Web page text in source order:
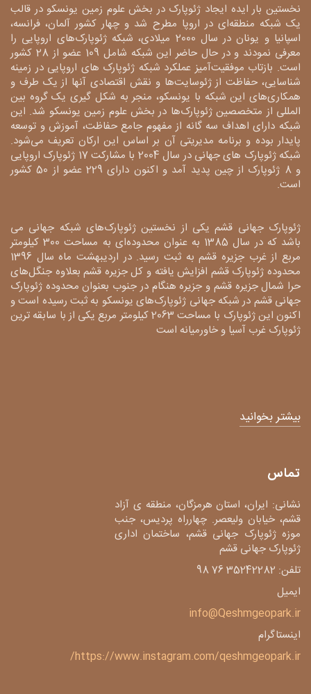
نخستین بار ایده ایجاد ژئوپارک در بخش علوم زمین یونسکو در قالب
یک شبکه منطقه‌ای در اروپا مطرح شد و چهار کشور آلمان، فرانسه،
اسپانیا و یونان در سال 2000 میلادی، شبکه ژئوپارک‌های اروپایی را
معرفی نمودند و در حال حاضر این شبکه شامل 109 عضو از 28 کشور
است. بازتاب موفقیت‌آمیز عملکرد شبکه ژئوپارک های اروپایی در زمینه
شناسایی، حفاظت از ژئوسایت‌ها و نقش اقتصادی آنها از یک طرف و
همکاری‌های این شبکه با یونسکو، منجر به شکل گیری یک گروه بین
المللی از متخصصین ژئوپارک‌ها در بخش علوم زمین یونسکو شد. این
شبکه دارای اهداف سه گانه از مفهوم جامع حفاظت، آموزش و توسعه
پایدار بوده و برنامه مدیریتی آن بر اساس این ارکان تعریف می‌شود.
شبکه ژئوپارک های جهانی در سال 2004 با مشارکت 17 ژئوپارک اروپایی
و 8 ژئوپارک از چین پدید آمد و اکنون دارای 229 عضو از 50 کشور
است.
ژئوپارک جهانی قشم یکی از نخستین ژئوپارک‌های شبکه جهانی می
باشد که در سال 1385 به عنوان محدوده‌ای به مساحت 300 کیلومتر
مربع از غرب جزیره قشم به ثبت رسید. در اردیبهشت ماه سال 1396
محدوده ژئوپارک قشم افزایش یافته و کل جزیره قشم بعلاوه جنگل‌های
حرا شمال جزیره قشم و جزیره هنگام در جنوب بعنوان محدوده ژئوپارک
جهانی قشم در شبکه جهانی ژئوپارک‌های یونسکو به ثبت رسیده است و
اکنون این ژئوپارک با مساحت 2063 کیلومتر مربع یکی از با سابقه ترین
ژئوپارک غرب آسیا و خاورمیانه است
بیشتر بخوانید
تماس
نشانی: ایران، استان هرمزگان، منطقه ی آزاد
قشم، خیابان ولیعصر. چهارراه پردیس، جنب
موزه ژئوپارک جهانی قشم، ساختمان اداری
ژئوپارک جهانی قشم
تلفن: 35242282 76 98
ایمیل
info@Qeshmgeopark.ir
اینستاگرام
https://www.instagram.com/qeshmgeopark.ir/